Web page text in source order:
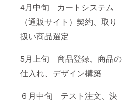
4月中旬 カートシステム
（通販サイト）契約、取り
扱い商品選定
5月上旬 商品登録、商品の
仕入れ、デザイン構築
６月中旬 テスト注文、決